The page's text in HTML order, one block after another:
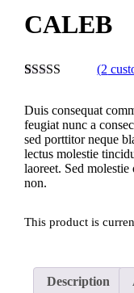
CALEB
based on
customer
ratings
(2
Duis consequat
feugiat nunc a
sed porttitor neque
lectus molestie
laoreet. Sed
non.
This product is
Description